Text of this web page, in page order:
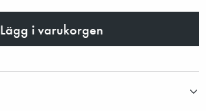
Lägg i varukorgen